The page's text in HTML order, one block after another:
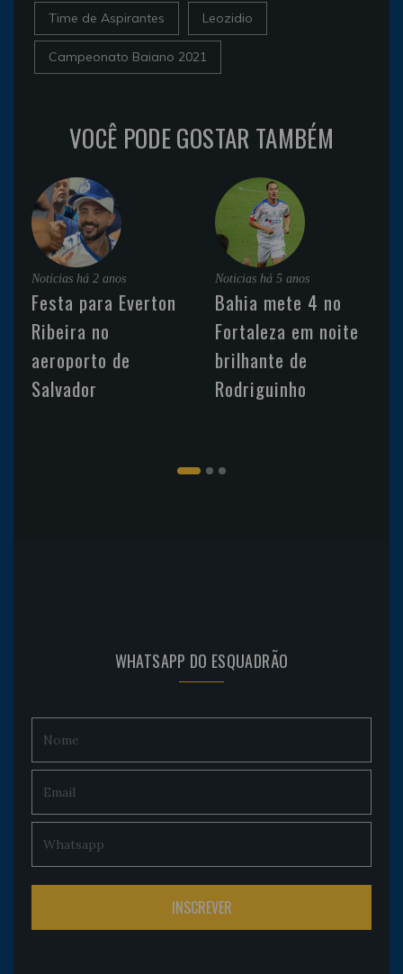
Time de Aspirantes Leozidio
Campeonato Baiano 2021
VOCÊ PODE GOSTAR TAMBÉM
Noticias há 2 anos
Festa para Everton
Ribeira no
aeroporto de
Salvador
Noticias há 5 anos
Bahia mete 4 no
Fortaleza em noite
brilhante de
Rodriguinho
WHATSAPP DO ESQUADRÃO